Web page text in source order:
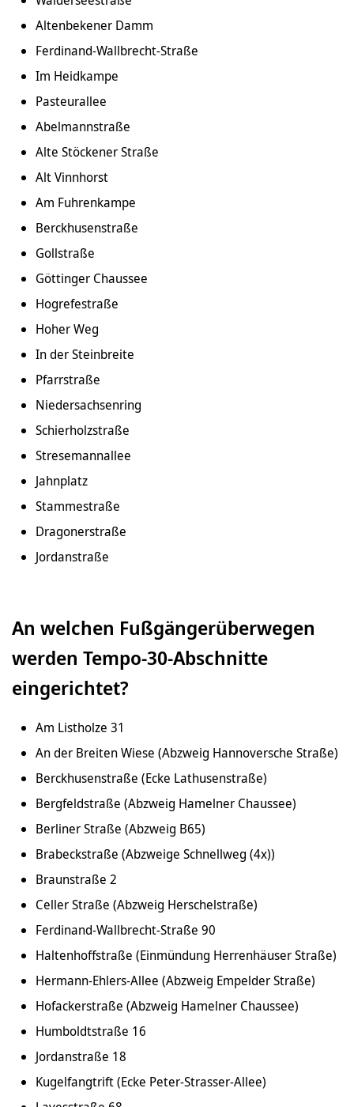
Altenbekener Damm
Ferdinand-Wallbrecht-Straße
Im Heidkampe
Pasteurallee
Abelmannstraße
Alte Stöckener Straße
Alt Vinnhorst
Am Fuhrenkampe
Berckhusenstraße
Gollstraße
Göttinger Chaussee
Hogrefestraße
Hoher Weg
In der Steinbreite
Pfarrstraße
Niedersachsenring
Schierholzstraße
Stresemannallee
Jahnplatz
Stammestraße
Dragonerstraße
Jordanstraße
An welchen Fußgängerüberwegen
werden Tempo-30-Abschnitte
eingerichtet?
Am Listholze 31
An der Breiten Wiese (Abzweig Hannoversche Straße)
Berckhusenstraße (Ecke Lathusenstraße)
Bergfeldstraße (Abzweig Hamelner Chaussee)
Berliner Straße (Abzweig B65)
Brabeckstraße (Abzweige Schnellweg (4x))
Braunstraße 2
Celler Straße (Abzweig Herschelstraße)
Ferdinand-Wallbrecht-Straße 90
Haltenhoffstraße (Einmündung Herrenhäuser Straße)
Hermann-Ehlers-Allee (Abzweig Empelder Straße)
Hofackerstraße (Abzweig Hamelner Chaussee)
Humboldtstraße 16
Jordanstraße 18
Kugelfangtrift (Ecke Peter-Strasser-Allee)